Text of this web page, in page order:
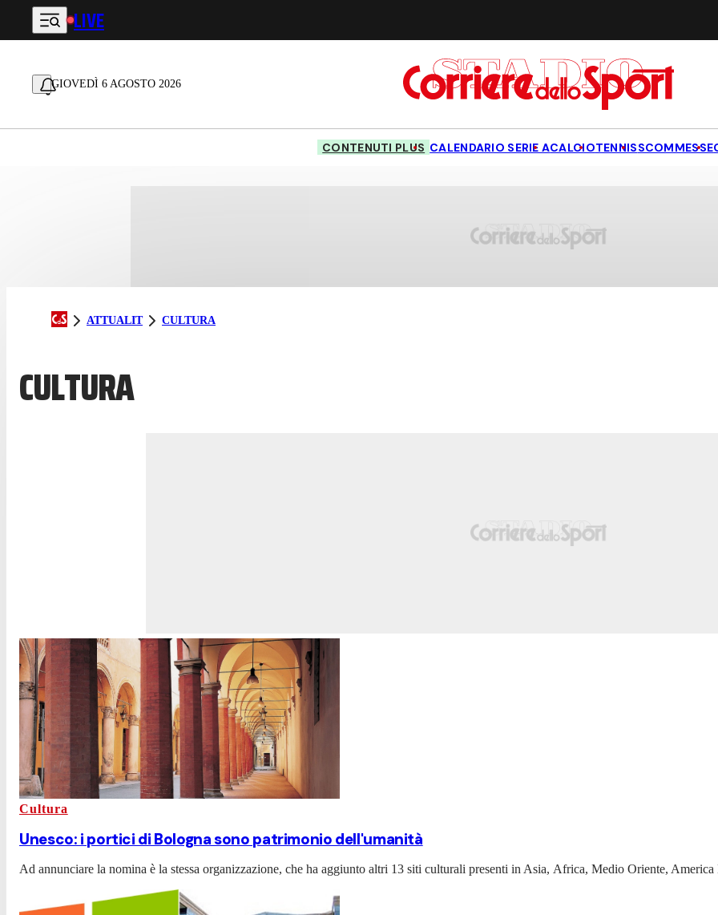
Vai al contenuto principale
LIVE
GIOVEDÌ 6 AGOSTO 2026
CONTENUTI PLUS CALENDARIO SERIE ACALCIOTENNISSCOMMESSE
ATTUALIT CULTURA
CULTURA
Cultura
Unesco: i portici di Bologna sono patrimonio dell'umanità
Ad annunciare la nomina è la stessa organizzazione, che ha aggiunto altri 13 siti culturali presenti in Asia, Africa, Medio Oriente,